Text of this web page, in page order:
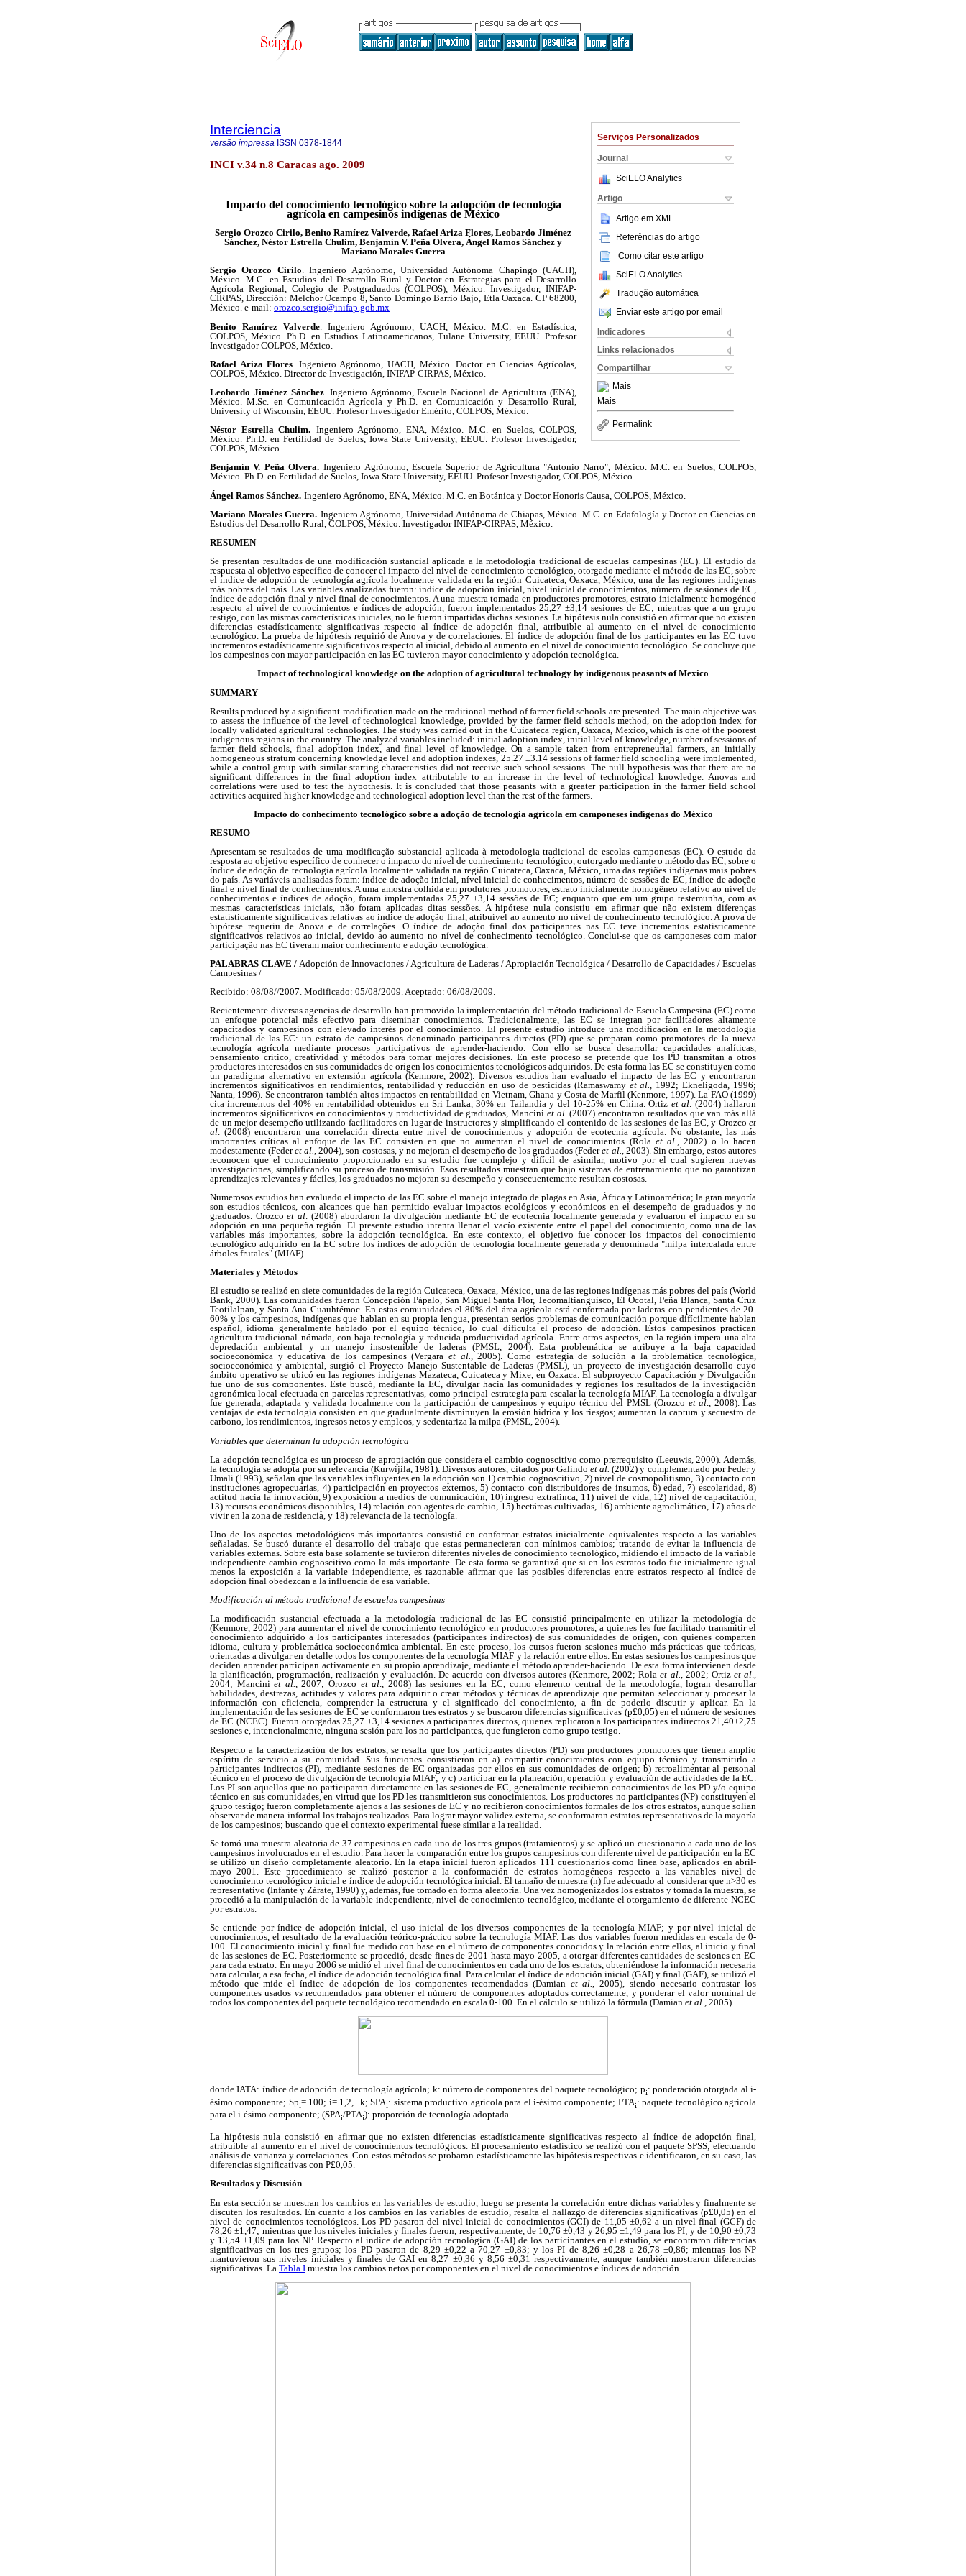
Serviços Personalizados
Journal
SciELO Analytics
Artigo
Artigo em XML
Referências do artigo
Como citar este artigo
SciELO Analytics
Tradução automática
Enviar este artigo por email
Indicadores
Links relacionados
Compartilhar
Mais
Mais
Permalink
Interciencia
versão impressa ISSN 0378-1844
INCI v.34 n.8 Caracas ago. 2009
Impacto del conocimiento tecnológico sobre la adopción de tecnología
agrícola en campesinos indígenas de México
Sergio Orozco Cirilo, Benito Ramírez Valverde, Rafael Ariza Flores, Leobardo Jiménez
Sánchez, Néstor Estrella Chulim, Benjamín V. Peña Olvera, Ángel Ramos Sánchez y
Mariano Morales Guerra
Sergio Orozco Cirilo. Ingeniero Agrónomo, Universidad Autónoma Chapingo (UACH),
México. M.C. en Estudios del Desarrollo Rural y Doctor en Estrategias para el Desarrollo
Agrícola Regional, Colegio de Postgraduados (COLPOS), México. Investigador, INIFAP-
CIRPAS, Dirección: Melchor Ocampo 8, Santo Domingo Barrio Bajo, Etla Oaxaca. CP 68200,
México. e-mail: orozco.sergio@inifap.gob.mx
Benito Ramírez Valverde . Ingeniero Agrónomo, UACH, México. M.C. en Estadística,
COLPOS, México. Ph.D. en Estudios Latinoamericanos, Tulane University, EEUU. Profesor
Investigador COLPOS, México.
Rafael Ariza Flores Ingeniero Agrónomo, UACH, México. Doctor en Ciencias Agrícolas,
COLPOS, México. Director de Investigación, INIFAP-CIRPAS, México.
Leobardo Jiménez Sánchez. Ingeniero Agrónomo, Escuela Nacional de Agricultura (ENA),
México. M.Sc. en Comunicación Agrícola y Ph.D. en Comunicación y Desarrollo Rural,
University of Wisconsin, EEUU. Profesor Investigador Emérito, COLPOS, México.
Néstor Estrella Chulim. Ingeniero Agrónomo, ENA, México. M.C. en Suelos, COLPOS,
México. Ph.D. en Fertilidad de Suelos, Iowa State University, EEUU. Profesor Investigador,
COLPOS, México.
Benjamín V. Peña Olvera. Ingeniero Agrónomo, Escuela Superior de Agricultura "Antonio Narro", México. M.C. en Suelos, COLPOS,
México. Ph.D. en Fertilidad de Suelos, Iowa State University, EEUU. Profesor Investigador, COLPOS, México.
Ángel Ramos Sánchez. Ingeniero Agrónomo, ENA, México. M.C. en Botánica y Doctor Honoris Causa, COLPOS, México.
Mariano Morales Guerra. Ingeniero Agrónomo, Universidad Autónoma de Chiapas, México. M.C. en Edafología y Doctor en Ciencias en
Estudios del Desarrollo Rural, COLPOS, México. Investigador INIFAP-CIRPAS, México.
RESUMEN
Se presentan resultados de una modificación sustancial aplicada a la metodología tradicional de escuelas campesinas (EC). El estudio da
respuesta al objetivo específico de conocer el impacto del nivel de conocimiento tecnológico, otorgado mediante el método de las EC, sobre
el índice de adopción de tecnología agrícola localmente validada en la región Cuicateca, Oaxaca, México, una de las regiones indígenas
más pobres del país. Las variables analizadas fueron: índice de adopción inicial, nivel inicial de conocimientos, número de sesiones de EC,
índice de adopción final y nivel final de conocimientos. A una muestra tomada en productores promotores, estrato inicialmente homogéneo
respecto al nivel de conocimientos e índices de adopción, fueron implementados 25,27 ±3,14 sesiones de EC; mientras que a un grupo
testigo, con las mismas características iniciales, no le fueron impartidas dichas sesiones. La hipótesis nula consistió en afirmar que no existen
diferencias estadísticamente significativas respecto al índice de adopción final, atribuible al aumento en el nivel de conocimiento
tecnológico. La prueba de hipótesis requirió de Anova y de correlaciones. El índice de adopción final de los participantes en las EC tuvo
incrementos estadísticamente significativos respecto al inicial, debido al aumento en el nivel de conocimiento tecnológico. Se concluye que
los campesinos con mayor participación en las EC tuvieron mayor conocimiento y adopción tecnológica.
Impact of technological knowledge on the adoption of agricultural technology by indigenous peasants of Mexico
SUMMARY
Results produced by a significant modification made on the traditional method of farmer field schools are presented. The main objective was
to assess the influence of the level of technological knowledge, provided by the farmer field schools method, on the adoption index for
locally validated agricultural technologies. The study was carried out in the Cuicateca region, Oaxaca, Mexico, which is one of the poorest
indigenous regions in the country. The analyzed variables included: initial adoption index, initial level of knowledge, number of sessions of
farmer field schools, final adoption index, and final level of knowledge. On a sample taken from entrepreneurial farmers, an initially
homogeneous stratum concerning knowledge level and adoption indexes, 25.27 ±3.14 sessions of farmer field schooling were implemented,
while a control group with similar starting characteristics did not receive such school sessions. The null hypothesis was that there are no
significant differences in the final adoption index attributable to an increase in the level of technological knowledge. Anovas and
correlations were used to test the hypothesis. It is concluded that those peasants with a greater participation in the farmer field school
activities acquired higher knowledge and technological adoption level than the rest of the farmers.
Impacto do conhecimento tecnológico sobre a adoção de tecnologia agrícola em camponeses indígenas do México
RESUMO
Apresentam-se resultados de uma modificação substancial aplicada à metodologia tradicional de escolas camponesas (EC). O estudo da
resposta ao objetivo específico de conhecer o impacto do nível de conhecimento tecnológico, outorgado mediante o método das EC, sobre o
índice de adoção de tecnologia agrícola localmente validada na região Cuicateca, Oaxaca, México, uma das regiões indígenas mais pobres
do país. As variáveis analisadas foram: índice de adoção inicial, nível inicial de conhecimentos, número de sessões de EC, índice de adoção
final e nível final de conhecimentos. A uma amostra colhida em produtores promotores, estrato inicialmente homogêneo relativo ao nível de
conhecimentos e índices de adoção, foram implementadas 25,27 ±3,14 sessões de EC; enquanto que em um grupo testemunha, com as
mesmas características iniciais, não foram aplicadas ditas sessões. A hipótese nula consistiu em afirmar que não existem diferenças
estatísticamente significativas relativas ao índice de adoção final, atribuível ao aumento no nível de conhecimento tecnológico. A prova de
hipótese requeriu de Anova e de correlações. O índice de adoção final dos participantes nas EC teve incrementos estatisticamente
significativos relativos ao inicial, devido ao aumento no nível de conhecimento tecnológico. Conclui-se que os camponeses com maior
participação nas EC tiveram maior conhecimento e adoção tecnológica.
PALABRAS CLAVE / Adopción de Innovaciones / Agricultura de Laderas / Apropiación Tecnológica / Desarrollo de Capacidades / Escuelas
Campesinas /
Recibido: 08/08//2007. Modificado: 05/08/2009. Aceptado: 06/08/2009.
Recientemente diversas agencias de desarrollo han promovido la implementación del método tradicional de Escuela Campesina (EC) como
un enfoque potencial más efectivo para diseminar conocimientos. Tradicionalmente, las EC se integran por facilitadores altamente
capacitados y campesinos con elevado interés por el conocimiento. El presente estudio introduce una modificación en la metodología
tradicional de las EC: un estrato de campesinos denominado participantes directos (PD) que se preparan como promotores de la nueva
tecnología agrícola mediante procesos participativos de aprender-haciendo. Con ello se busca desarrollar capacidades analíticas,
pensamiento crítico, creatividad y métodos para tomar mejores decisiones. En este proceso se pretende que los PD transmitan a otros
productores interesados en sus comunidades de origen los conocimientos tecnológicos adquiridos. De esta forma las EC se constituyen como
un paradigma alternativo en extensión agrícola (Kenmore, 2002). Diversos estudios han evaluado el impacto de las EC y encontraron
incrementos significativos en rendimientos, rentabilidad y reducción en uso de pesticidas (Ramaswamy et al.
, 1992; Ekneligoda, 1996;
Nanta, 1996). Se encontraron también altos impactos en rentabilidad en Vietnam, Ghana y Costa de Marfil (Kenmore, 1997). La FAO (1999)
cita incrementos del 40% en rentabilidad obtenidos en Sri Lanka, 30% en Tailandia y del 10-25% en China. Ortiz et al . (2004) hallaron
incrementos significativos en conocimientos y productividad de graduados, Mancini et al. (2007) encontraron resultados que van más allá
de un mejor desempeño utilizando facilitadores en lugar de instructores y simplificando el contenido de las sesiones de las EC, y Orozco et
al . (2008) encontraron una correlación directa entre nivel de conocimientos y adopción de ecotecnia agrícola. No obstante, las más
importantes críticas al enfoque de las EC consisten en que no aumentan el nivel de conocimientos (Rola et al.
, 2002) o lo hacen
modestamente (Federet al. , 2004), son costosas, y no mejoran el desempeño de los graduados (Federet al. , 2003). Sin embargo, estos autores
reconocen que el conocimiento proporcionado en su estudio fue complejo y difícil de asimilar, motivo por el cual sugieren nuevas
investigaciones, simplificando su proceso de transmisión. Esos resultados muestran que bajo sistemas de entrenamiento que no garantizan
aprendizajes relevantes y fáciles, los graduados no mejoran su desempeño y consecuentemente resultan costosas.
Numerosos estudios han evaluado el impacto de las EC sobre el manejo integrado de plagas en Asia, África y Latinoamérica; la gran mayoría
son estudios técnicos, con alcances que han permitido evaluar impactos ecológicos y económicos en el desempeño de graduados y no
graduados. Orozcoet al. (2008) abordaron la divulgación mediante EC de ecotecnia localmente generada y evaluaron el impacto en su
adopción en una pequeña región. El presente estudio intenta llenar el vacío existente entre el papel del conocimiento, como una de las
variables más importantes, sobre la adopción tecnológica. En este contexto, el objetivo fue conocer los impactos del conocimiento
tecnológico adquirido en la EC sobre los índices de adopción de tecnología localmente generada y denominada "milpa intercalada entre
árboles frutales" (MIAF).
Materiales y Métodos
El estudio se realizó en siete comunidades de la región Cuicateca, Oaxaca, México, una de las regiones indígenas más pobres del país (World
Bank, 2000). Las comunidades fueron Concepción Pápalo, San Miguel Santa Flor, Tecomaltianguisco, El Ocotal, Peña Blanca, Santa Cruz
Teotilalpan, y Santa Ana Cuauhtémoc. En estas comunidades el 80% del área agrícola está conformada por laderas con pendientes de 20-
60% y los campesinos, indígenas que hablan en su propia lengua, presentan serios problemas de comunicación porque difícilmente hablan
español, idioma generalmente hablado por el equipo técnico, lo cual dificulta el proceso de adopción. Estos campesinos practican
agricultura tradicional nómada, con baja tecnología y reducida productividad agrícola. Entre otros aspectos, en la región impera una alta
depredación ambiental y un manejo insostenible de laderas (PMSL, 2004). Esta problemática se atribuye a la baja capacidad
socioeconómica y educativa de los campesinos (Vergara et al., 2005). Como estrategia de solución a la problemática tecnológica,
socioeconómica y ambiental, surgió el Proyecto Manejo Sustentable de Laderas (PMSL), un proyecto de investigación-desarrollo cuyo
ámbito operativo se ubicó en las regiones indígenas Mazateca, Cuicateca y Mixe, en Oaxaca. El subproyecto Capacitación y Divulgación
fue uno de sus componentes. Este buscó, mediante la EC, divulgar hacia las comunidades y regiones los resultados de la investigación
agronómica local efectuada en parcelas representativas, como principal estrategia para escalar la tecnología MIAF. La tecnología a divulgar
fue generada, adaptada y validada localmente con la participación de campesinos y equipo técnico del PMSL (Orozco et al., 2008). Las
ventajas de esta tecnología consisten en que gradualmente disminuyen la erosión hídrica y los riesgos; aumentan la captura y secuestro de
carbono, los rendimientos, ingresos netos y empleos, y sedentariza la milpa (PMSL, 2004).
Variables que determinan la adopción tecnológica
La adopción tecnológica es un proceso de apropiación que considera el cambio cognoscitivo como prerrequisito (Leeuwis, 2000). Además,
la tecnología se adopta por su relevancia (Kurwijila, 1981). Diversos autores, citados por Galindo et al. (2002) y complementado por Feder y
Umali (1993), señalan que las variables influyentes en la adopción son 1) cambio cognoscitivo, 2) nivel de cosmopolitismo, 3) contacto con
instituciones agropecuarias, 4) participación en proyectos externos, 5) contacto con distribuidores de insumos, 6) edad, 7) escolaridad, 8)
actitud hacia la innovación, 9) exposición a medios de comunicación, 10) ingreso extrafinca, 11) nivel de vida, 12) nivel de capacitación,
13) recursos económicos disponibles, 14) relación con agentes de cambio, 15) hectáreas cultivadas, 16) ambiente agroclimático, 17) años de
vivir en la zona de residencia, y 18) relevancia de la tecnología.
Uno de los aspectos metodológicos más importantes consistió en conformar estratos inicialmente equivalentes respecto a las variables
señaladas. Se buscó durante el desarrollo del trabajo que estas permanecieran con mínimos cambios; tratando de evitar la influencia de
variables externas. Sobre esta base solamente se tuvieron diferentes niveles de conocimiento tecnológico, midiendo el impacto de la variable
independiente cambio cognoscitivo como la más importante. De esta forma se garantizó que si en los estratos todo fue inicialmente igual
menos la exposición a la variable independiente, es razonable afirmar que las posibles diferencias entre estratos respecto al índice de
adopción final obedezcan a la influencia de esa variable.
Modificación al método tradicional de escuelas campesinas
La modificación sustancial efectuada a la metodología tradicional de las EC consistió principalmente en utilizar la metodología de
(Kenmore, 2002) para aumentar el nivel de conocimiento tecnológico en productores promotores, a quienes les fue facilitado transmitir el
conocimiento adquirido a los participantes interesados (participantes indirectos) de sus comunidades de origen, con quienes comparten
idioma, cultura y problemática socioeconómica-ambiental. En este proceso, los cursos fueron sesiones mucho más prácticas que teóricas,
orientadas a divulgar en detalle todos los componentes de la tecnología MIAF y la relación entre ellos. En estas sesiones los campesinos que
deciden aprender participan activamente en su propio aprendizaje, mediante el método aprender-haciendo. De esta forma intervienen desde
la planificación, programación, realización y evaluación. De acuerdo con diversos autores (Kenmore, 2002; Rolaet al., 2002; Ortiz et al.,
2004; Manciniet al., 2007; Orozco et al., 2008) las sesiones en la EC, como elemento central de la metodología, logran desarrollar
habilidades, destrezas, actitudes y valores para adquirir o crear métodos y técnicas de aprendizaje que permitan seleccionar y procesar la
información con eficiencia, comprender la estructura y el significado del conocimiento, a fin de poderlo discutir y aplicar. En la
implementación de las sesiones de EC se conformaron tres estratos y se buscaron diferencias significativas (p£0,05) en el número de sesiones
de EC (NCEC). Fueron otorgadas 25,27 ±3,14 sesiones a participantes directos, quienes replicaron a los participantes indirectos 21,40±2,75
sesiones e, intencionalmente, ninguna sesión para los no participantes, que fungieron como grupo testigo.
Respecto a la caracterización de los estratos, se resalta que los participantes directos (PD) son productores promotores que tienen amplio
espíritu de servicio a su comunidad. Sus funciones consistieron en a) compartir conocimientos con equipo técnico y transmitirlo a
participantes indirectos (PI), mediante sesiones de EC organizadas por ellos en sus comunidades de origen; b) retroalimentar al personal
técnico en el proceso de divulgación de tecnología MIAF; y c) participar en la planeación, operación y evaluación de actividades de la EC.
Los PI son aquellos que no participaron directamente en las sesiones de EC, generalmente recibieron conocimientos de los PD y/o equipo
técnico en sus comunidades, en virtud que los PD les transmitieron sus conocimientos. Los productores no participantes (NP) constituyen el
grupo testigo; fueron completamente ajenos a las sesiones de EC y no recibieron conocimientos formales de los otros estratos, aunque solían
observar de manera informal los trabajos realizados. Para lograr mayor validez externa, se conformaron estratos representativos de la mayoría
de los campesinos; buscando que el contexto experimental fuese similar a la realidad.
Se tomó una muestra aleatoria de 37 campesinos en cada uno de los tres grupos (tratamientos) y se aplicó un cuestionario a cada uno de los
campesinos involucrados en el estudio. Para hacer la comparación entre los grupos campesinos con diferente nivel de participación en la EC
se utilizó un diseño completamente aleatorio. En la etapa inicial fueron aplicados 111 cuestionarios como línea base, aplicados en abril-
mayo 2001. Este procedimiento se realizó posterior a la conformación de estratos homogéneos respecto a las variables nivel de
conocimiento tecnológico inicial e índice de adopción tecnológica inicial. El tamaño de muestra (n) fue adecuado al considerar que n>30 es
representativo (Infante y Zárate, 1990) y, además, fue tomado en forma aleatoria. Una vez homogenizados los estratos y tomada la muestra, se
procedió a la manipulación de la variable independiente, nivel de conocimiento tecnológico, mediante el otorgamiento de diferente NCEC
por estratos.
Se entiende por índice de adopción inicial, el uso inicial de los diversos componentes de la tecnología MIAF; y por nivel inicial de
conocimientos, el resultado de la evaluación teórico-práctico sobre la tecnología MIAF. Las dos variables fueron medidas en escala de 0-
100. El conocimiento inicial y final fue medido con base en el número de componentes conocidos y la relación entre ellos, al inicio y final
de las sesiones de EC. Posteriormente se procedió, desde fines de 2001 hasta mayo 2005, a otorgar diferentes cantidades de sesiones en EC
para cada estrato. En mayo 2006 se midió el nivel final de conocimientos en cada uno de los estratos, obteniéndose la información necesaria
para calcular, a esa fecha, el índice de adopción tecnológica final. Para calcular el índice de adopción inicial (GAI) y final (GAF), se utilizó el
método que mide el índice de adopción de los componentes recomendados (Damian et al.
, 2005), siendo necesario contrastar los
componentes usados vsrecomendados para obtener el número de componentes adoptados correctamente, y ponderar el valor nominal de
todos los componentes del paquete tecnológico recomendado en escala 0-100. En el cálculo se utilizó la fórmula (Damian et al. , 2005)
donde IATA: índice de adopción de tecnología agrícola; k: número de componentes del paquete tecnológico; pi: ponderación otorgada al i-
ésimo componente; Spi= 100; i= 1,2,...k; SPAi: sistema productivo agrícola para el i-ésimo componente; PTAi: paquete tecnológico agrícola
para el i-ésimo componente; (SPAi/PTAi): proporción de tecnología adoptada.
La hipótesis nula consistió en afirmar que no existen diferencias estadísticamente significativas respecto al índice de adopción final,
atribuible al aumento en el nivel de conocimientos tecnológicos. El procesamiento estadístico se realizó con el paquete SPSS; efectuando
análisis de varianza y correlaciones. Con estos métodos se probaron estadísticamente las hipótesis respectivas e identificaron, en su caso, las
diferencias significativas con P£0,05.
Resultados y Discusión
En esta sección se muestran los cambios en las variables de estudio, luego se presenta la correlación entre dichas variables y finalmente se
discuten los resultados. En cuanto a los cambios en las variables de estudio, resalta el hallazgo de diferencias significativas (p£0,05) en el
nivel de conocimientos tecnológicos. Los PD pasaron del nivel inicial de conocimientos (GCI) de 11,05 ±0,62 a un nivel final (GCF) de
78,26 ±1,47; mientras que los niveles iniciales y finales fueron, respectivamente, de 10,76 ±0,43 y 26,95 ±1,49 para los PI; y de 10,90 ±0,73
y 13,54 ±1,09 para los NP. Respecto al índice de adopción tecnológica (GAI) de los participantes en el estudio, se encontraron diferencias
significativas en los tres grupos; los PD pasaron de 8,29 ±0,22 a 70,27 ±0,83; y los PI de 8,26 ±0,28 a 26,78 ±0,86; mientras los NP
mantuvieron sus niveles iniciales y finales de GAI en 8,27 ±0,36 y 8,56 ±0,31 respectivamente, aunque también mostraron diferencias
significativas. La Tabla I muestra los cambios netos por componentes en el nivel de conocimientos e índices de adopción.